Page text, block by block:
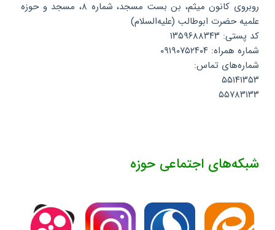
روبروی کانون میثم، بن بست مسجد، شماره ۸، مسجد و حوزه
علمیه حضرت ابوطالب (علیه‌السلام)
کد پستی: ۱۳۵۹۶۸۸۳۴۳
شماره همراه: ۰۹۱۹۰۷۵۲۴۰۴
شماره‌های تماس:
۵۵۱۴۱۳۵۳
۵۵۷۸۳۱۳۳
شبکه‌های اجتماعی حوزه